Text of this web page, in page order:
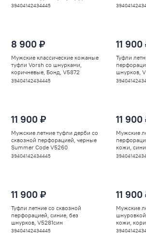
V5858рыж
39404142434445
V5940
3940414243
8 900 ₽
Мужские классические кожаные
туфли Vorsh со шнурками,
коричневые, Бонд, V5872
39404142434445
11 900
Туфли
шнурков,
3940414243
11 900 ₽
Мужские летние туфли дерби со
сквозной перфорацией, черные
Summer Code V5260
39404142434445
11 900
Мужские
кожи,
3940414243
11 900 ₽
Туфли летние со сквозной
перфорацией, синие, без
шнурков, V5281син
39404142434445
11 900
Мужские
кожи,
3940414243